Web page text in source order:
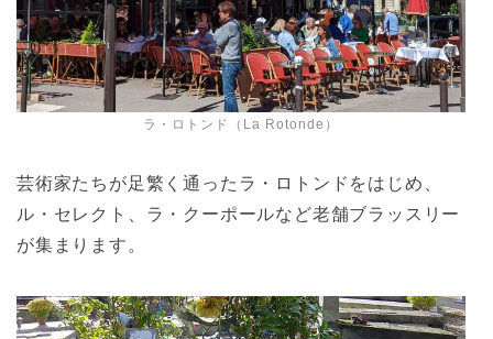
ラ・ロトンド（La Rotonde）
芸術家たちが足繁く通ったラ・ロトンドをはじめ、
ル・セレクト、ラ・クーポールなど老舗ブラッスリー
が集まります。